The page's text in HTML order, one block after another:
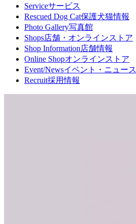
Serviceサービス
Rescued Dog Cat保護犬猫情報
Photo Gallery写真館
Shops店舗・オンラインストア
Shop Information店舗情報
Online Shopオンラインストア
Event/Newsイベント・ニュース
Recruit採用情報